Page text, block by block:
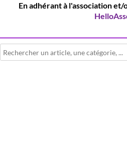
En adhérant à l'association et/